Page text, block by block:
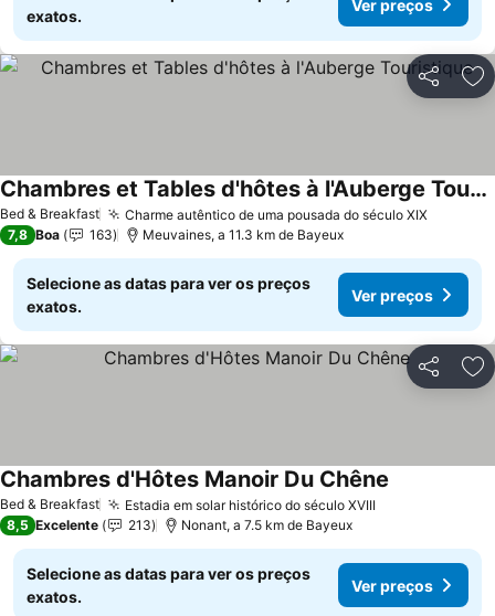
exatos.
Ver preços
Partilhar
Bed & Breakfast Charme autêntico de uma pousada do século XIXVer
Chambres et Tables d'hôtes à l'Auberge Touristique
Ver preços
7,8 Boa 163 Meuvaines, a 11.3 km de Bayeux
Selecione as datas para ver os preços
exatos.
Ver preços
Partilhar
Bed & Breakfast Estadia em solar histórico do século XVIIIVer preços
Chambres d'Hôtes Manoir Du Chêne
8,5 Excelente 213 Nonant, a 7.5 km de Bayeux
Selecione as datas para ver os preços
exatos.
Ver preços